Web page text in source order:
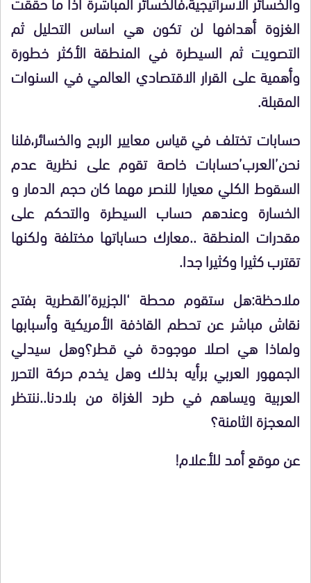
الغزوة أهدافها لن تكون هي اساس التحليل ثم
التصويت ثم السيطرة في المنطقة الأكثر خطورة
وأهمية على القرار الاقتصادي العالمي في السنوات
المقبلة.
حسابات تختلف في قياس معايير الربح والخسائر،فلنا
نحن’العرب’حسابات خاصة تقوم على نظرية عدم
السقوط الكلي معيارا للنصر مهما كان حجم الدمار و
الخسارة وعندهم حساب السيطرة والتحكم على
مقدرات المنطقة ..معارك حساباتها مختلفة ولكنها
تقترب كثيرا وكثيرا جدا.
ملاحظة:هل ستقوم محطة ‘الجزيرة’القطرية بفتح
نقاش مباشر عن تحطم القاذفة الأمريكية وأسبابها
ولماذا هي اصلا موجودة في قطر؟وهل سيدلي
الجمهور العربي برأيه بذلك وهل يخدم حركة التحرر
العربية ويساهم في طرد الغزاة من بلادنا..ننتظر
المعجزة الثامنة؟
عن موقع أمد للأعلام!